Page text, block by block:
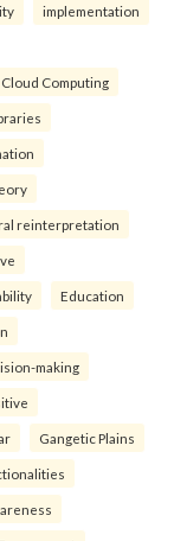
implementation
Cloud Computing
reinterpretation
Education
making
Gangetic Plains